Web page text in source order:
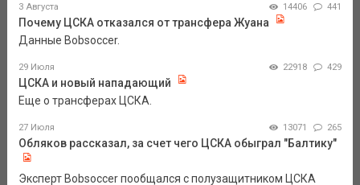
3 Августа 14406 441
Почему ЦСКА отказался от трансфера Жуана
Данные Bobsoccer.
29 Июля 22918 429
ЦСКА и новый нападающий
Еще о трансферах ЦСКА.
27 Июля 13071 265
Обляков рассказал, за счет чего ЦСКА обыграл "Балтику"
Эксперт Bobsoccer пообщался с полузащитником ЦСКА